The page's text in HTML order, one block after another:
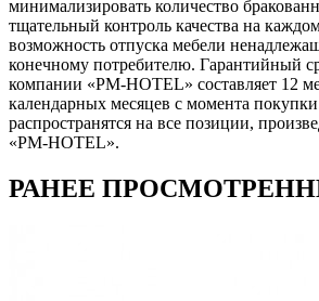
минимализировать количество
тщательный контроль качества на
возможность отпуска мебели
конечному потребителю. Гарантийный
компании «PM-HOTEL» составляет 12
календарных месяцев с момента
распространятся на все позиции,
«PM-HOTEL».
РАНЕЕ